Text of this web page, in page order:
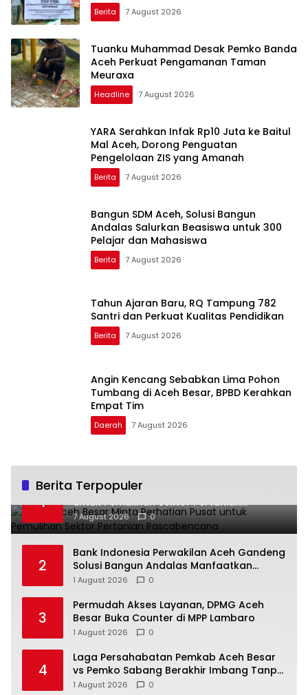
Berita 7 August 2026
Tuanku Muhammad Desak Pemko Banda
Aceh Perkuat Pengamanan Taman
Meuraxa
Headline 7 August 2026
YARA Serahkan Infak Rp10 Juta ke Baitul
Mal Aceh, Dorong Penguatan
Pengelolaan ZIS yang Amanah
Berita 7 August 2026
Bangun SDM Aceh, Solusi Bangun
Andalas Salurkan Beasiswa untuk 300
Pelajar dan Mahasiswa
Berita 7 August 2026
Tahun Ajaran Baru, RQ Tampung 782
Santri dan Perkuat Kualitas Pendidikan
Berita 7 August 2026
Angin Kencang Sebabkan Lima Pohon
Tumbang di Aceh Besar, BPBD Kerahkan
Empat Tim
Daerah 7 August 2026
Berita Terpopuler
1
Bupati Aceh Besar Minta Perhatian Pusat
untuk Pemulihan Sektor Pertanian
Pascabencana
7 August 2026 0
2
Bank Indonesia Perwakilan Aceh Gandeng
Solusi Bangun Andalas Manfaatkan
Limbah Uang Rupiah Jadi Bahan Bakar
1 August 2026 0
3
Permudah Akses Layanan, DPMG Aceh
Besar Buka Counter di MPP Lambaro
1 August 2026 0
4
Laga Persahabatan Pemkab Aceh Besar
vs Pemko Sabang Berakhir Imbang Tanpa
Gol
1 August 2026 0